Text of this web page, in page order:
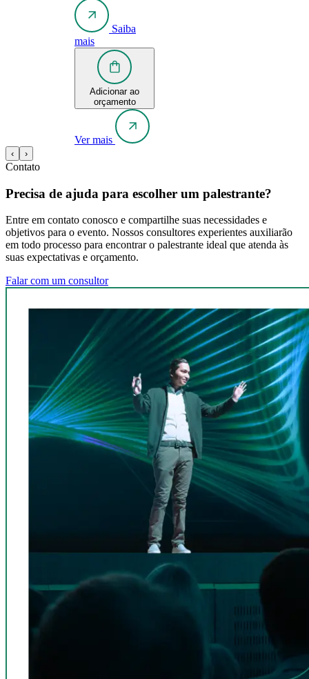
Saiba
mais
Adicionar ao
orçamento
Ver mais
‹ ›
Contato
Precisa de ajuda para escolher um palestrante?
Entre em contato conosco e compartilhe suas necessidades e
objetivos para o evento. Nossos consultores experientes auxiliarão
em todo processo para encontrar o palestrante ideal que atenda às
suas expectativas e orçamento.
Falar com um consultor